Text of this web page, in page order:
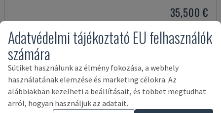
35,500 €
Adatvédelmi tájékoztató EU felhasználók
számára
Sütiket használunk az élmény fokozása, a webhely
használatának elemzése és marketing célokra. Az
alábbiakban kezelheti a beállításait, és többet megtudhat
arról, hogyan használjuk az adatait.